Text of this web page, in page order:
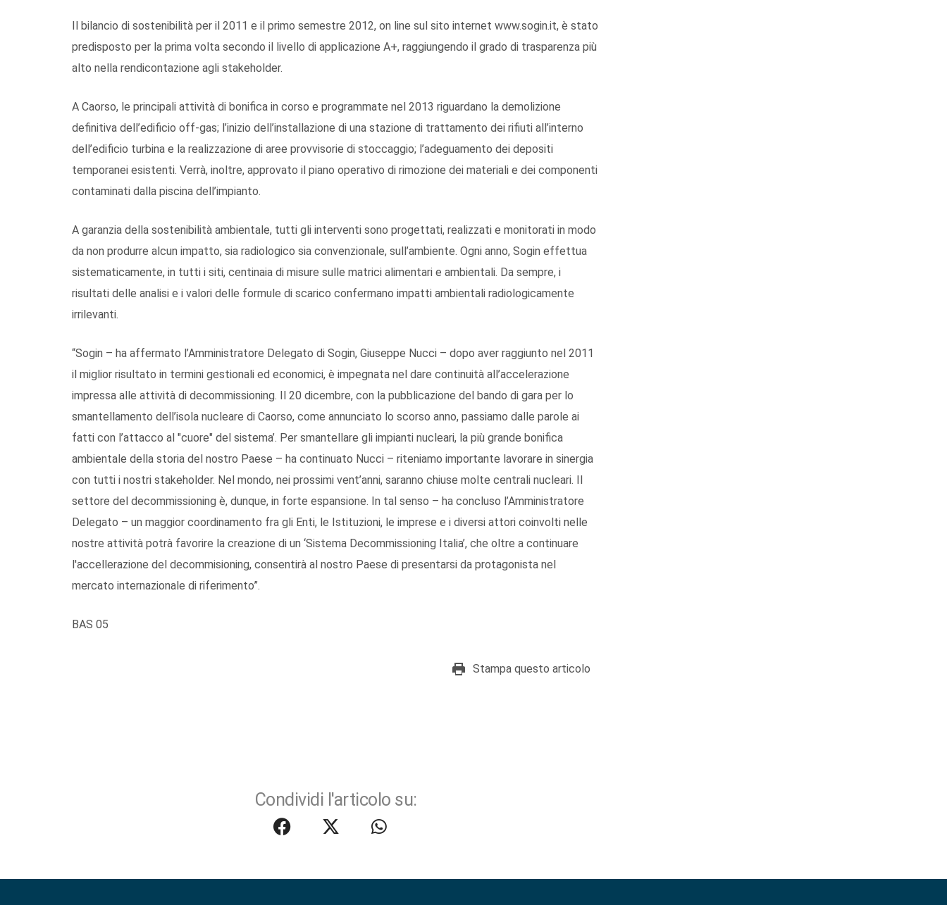
Il bilancio di sostenibilità per il 2011 e il primo semestre 2012, on line sul sito internet www.sogin.it, è stato
predisposto per la prima volta secondo il livello di applicazione A+, raggiungendo il grado di trasparenza più
alto nella rendicontazione agli stakeholder.
A Caorso, le principali attività di bonifica in corso e programmate nel 2013 riguardano la demolizione
definitiva dell’edificio off-gas; l’inizio dell’installazione di una stazione di trattamento dei rifiuti all’interno
dell’edificio turbina e la realizzazione di aree provvisorie di stoccaggio; l’adeguamento dei depositi
temporanei esistenti. Verrà, inoltre, approvato il piano operativo di rimozione dei materiali e dei componenti
contaminati dalla piscina dell’impianto.
A garanzia della sostenibilità ambientale, tutti gli interventi sono progettati, realizzati e monitorati in modo
da non produrre alcun impatto, sia radiologico sia convenzionale, sull’ambiente. Ogni anno, Sogin effettua
sistematicamente, in tutti i siti, centinaia di misure sulle matrici alimentari e ambientali. Da sempre, i
risultati delle analisi e i valori delle formule di scarico confermano impatti ambientali radiologicamente
irrilevanti.
“Sogin – ha affermato l’Amministratore Delegato di Sogin, Giuseppe Nucci – dopo aver raggiunto nel 2011
il miglior risultato in termini gestionali ed economici, è impegnata nel dare continuità all’accelerazione
impressa alle attività di decommissioning. Il 20 dicembre, con la pubblicazione del bando di gara per lo
smantellamento dell’isola nucleare di Caorso, come annunciato lo scorso anno, passiamo dalle parole ai
fatti con l’attacco al "cuore" del sistema’. Per smantellare gli impianti nucleari, la più grande bonifica
ambientale della storia del nostro Paese – ha continuato Nucci – riteniamo importante lavorare in sinergia
con tutti i nostri stakeholder. Nel mondo, nei prossimi vent’anni, saranno chiuse molte centrali nucleari. Il
settore del decommissioning è, dunque, in forte espansione. In tal senso – ha concluso l’Amministratore
Delegato – un maggior coordinamento fra gli Enti, le Istituzioni, le imprese e i diversi attori coinvolti nelle
nostre attività potrà favorire la creazione di un ‘Sistema Decommissioning Italia’, che oltre a continuare
l'accellerazione del decommisioning, consentirà al nostro Paese di presentarsi da protagonista nel
mercato internazionale di riferimento”.
BAS 05
Stampa questo articolo
Condividi l'articolo su: